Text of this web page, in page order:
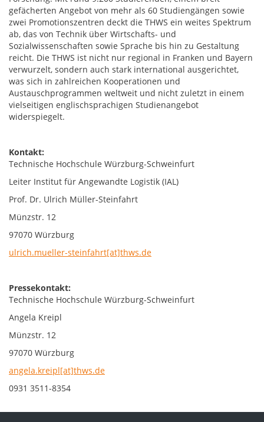
gefächerten Angebot von mehr als 60 Studiengängen sowie
zwei Promotionszentren deckt die THWS ein weites Spektrum
ab, das von Technik über Wirtschafts- und
Sozialwissenschaften sowie Sprache bis hin zu Gestaltung
reicht. Die THWS ist nicht nur regional in Franken und Bayern
verwurzelt, sondern auch stark international ausgerichtet,
was sich in zahlreichen Kooperationen und
Austauschprogrammen weltweit und nicht zuletzt in einem
vielseitigen englischsprachigen Studienangebot
widerspiegelt.
Kontakt:
Technische Hochschule Würzburg-Schweinfurt
Leiter Institut für Angewandte Logistik (IAL)
Prof. Dr. Ulrich Müller-Steinfahrt
Münzstr. 12
97070 Würzburg
ulrich.mueller-steinfahrt[at]thws.de
Pressekontakt:
Technische Hochschule Würzburg-Schweinfurt
Angela Kreipl
Münzstr. 12
97070 Würzburg
angela.kreipl[at]thws.de
0931 3511-8354